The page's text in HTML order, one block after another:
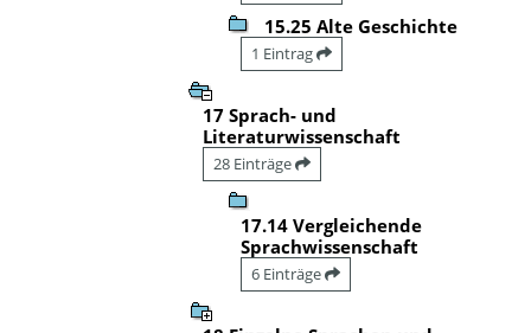
15.25 Alte Geschichte
1 Eintrag
17 Sprach- und
Literaturwissenschaft
28 Einträge
17.14 Vergleichende
Sprachwissenschaft
6 Einträge